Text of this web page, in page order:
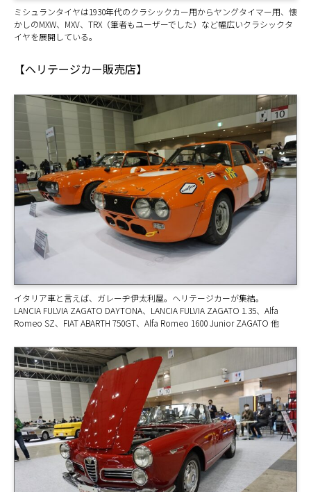
ミシュランタイヤは1930年代のクラシックカー用からヤングタイマー用、懐
かしのMXW、MXV、TRX（筆者もユーザーでした）など幅広いクラシックタ
イヤを展開している。
【ヘリテージカー販売店】
イタリア車と言えば、ガレーヂ伊太利屋。ヘリテージカーが集結。
LANCIA FULVIA ZAGATO DAYTONA、LANCIA FULVIA ZAGATO 1.35、Alfa
Romeo SZ、FIAT ABARTH 750GT、Alfa Romeo 1600 Junior ZAGATO 他